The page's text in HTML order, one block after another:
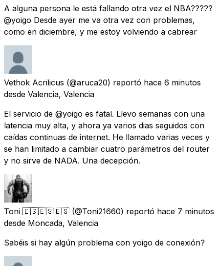
A alguna persona le está fallando otra vez el NBA?????
@yoigo Desde ayer me va otra vez con problemas,
como en diciembre, y me estoy volviendo a cabrear
Vethok Acrilicus (@aruca20) reportó hace 6 minutos
desde Valencia, Valencia
El servicio de @yoigo es fatal. Llevo semanas con una
latencia muy alta, y ahora ya varios dias seguidos con
caídas continuas de internet. He llamado varias veces y
se han limitado a cambiar cuatro parámetros del router
y no sirve de NADA. Una decepción.
Toni 🇪🇸🇪🇸🇪🇸 (@Toni21660) reportó hace 7 minutos
desde Moncada, Valencia
Sabéis si hay algún problema con yoigo de conexión?